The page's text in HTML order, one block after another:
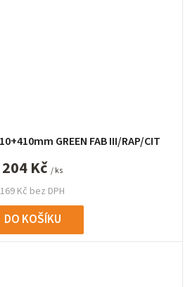
GREEN FAB III/RAP/CIT
169 Kč bez DPH
204 Kč / ks
DO KOŠÍKU